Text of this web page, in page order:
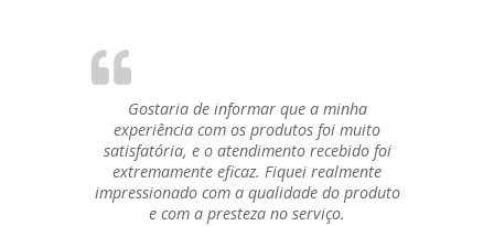
Gostaria de informar que a minha
experiência com os produtos foi muito
satisfatória, e o atendimento recebido foi
extremamente eficaz. Fiquei realmente
impressionado com a qualidade do produto
e com a presteza no serviço.